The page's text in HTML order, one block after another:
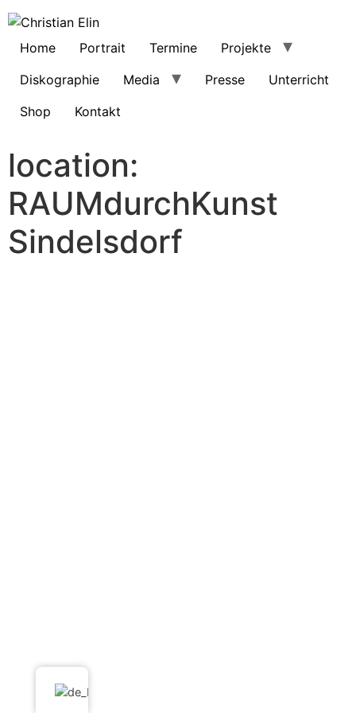
Home Portrait Termine
Projekte
Diskographie
Media Presse
Unterricht
Shop
Kontakt
location:
RAUMdurchKunst
Sindelsdorf